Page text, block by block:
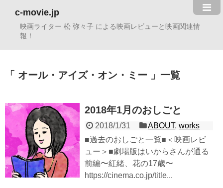
c-movie.jp
映画ライター 松 弥々子 による映画レビューと映画関連情
報！
オール・アイズ・オン・ミー 一覧
2018年1月のおしごと
2018/1/31 ABOUT,works
■過去のおしごと一覧■＜映画レビ
ュー＞■劇場版はいからさんが通る
前編〜紅緒、花の17歳〜
https://cinema.co.jp/title...